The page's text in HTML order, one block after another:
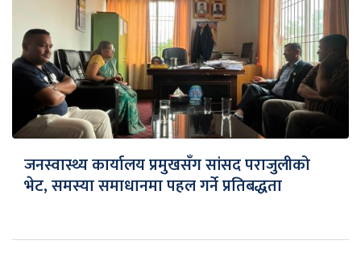
जनस्वास्थ्य कार्यालय प्रमुखसँग सांसद पराजुलीको
भेट, समस्या समाधानमा पहल गर्ने प्रतिबद्धता